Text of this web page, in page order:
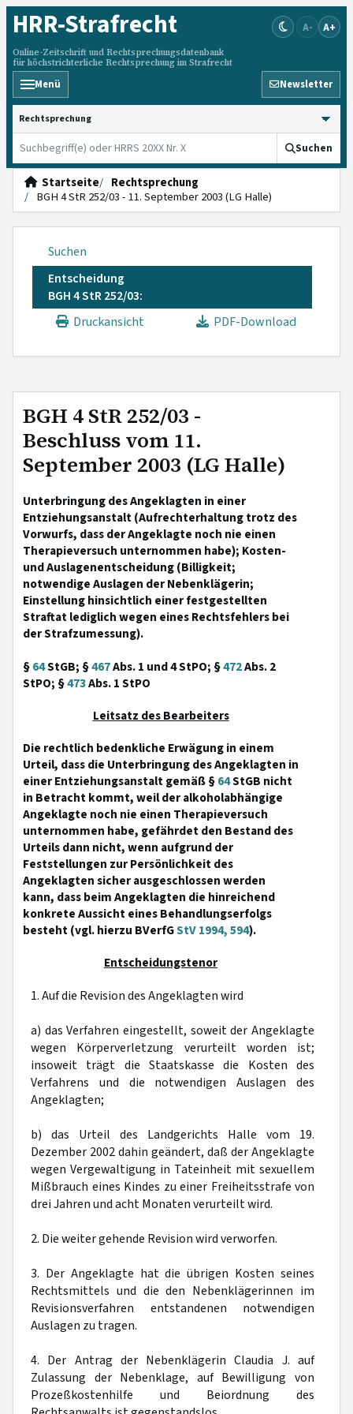
HRR-Strafrecht
Online-Zeitschrift und Rechtsprechungsdatenbank
für höchstrichterliche Rechtsprechung im Strafrecht
A- A+
Menü Newsletter
HRRS durchsuchen
Suchen
Startseite
Rechtsprechung
BGH 4 StR 252/03 - 11. September 2003 (LG Halle)
Suchen
Entscheidung
BGH 4 StR 252/03:
Druckansicht
PDF-Download
BGH 4 StR 252/03 -
Beschluss vom 11.
September 2003 (LG Halle)
Unterbringung des Angeklagten in einer
Entziehungsanstalt (Aufrechterhaltung trotz des
Vorwurfs, dass der Angeklagte noch nie einen
Therapieversuch unternommen habe); Kosten-
und Auslagenentscheidung (Billigkeit;
notwendige Auslagen der Nebenklägerin;
Einstellung hinsichtlich einer festgestellten
Straftat lediglich wegen eines Rechtsfehlers bei
der Strafzumessung).
§64StGB; §467Abs. 1 und 4 StPO; §472Abs. 2
StPO; §473Abs. 1 StPO
Leitsatz des Bearbeiters
Die rechtlich bedenkliche Erwägung in einem
Urteil, dass die Unterbringung des Angeklagten in
einer Entziehungsanstalt gemäß §64StGB nicht
in Betracht kommt, weil der alkoholabhängige
Angeklagte noch nie einen Therapieversuch
unternommen habe, gefährdet den Bestand des
Urteils dann nicht, wenn aufgrund der
Feststellungen zur Persönlichkeit des
Angeklagten sicher ausgeschlossen werden
kann, dass beim Angeklagten die hinreichend
konkrete Aussicht eines Behandlungserfolgs
besteht (vgl. hierzu BVerfGStV 1994, 594).
Entscheidungstenor
1. Auf die Revision des Angeklagten wird
a) das Verfahren eingestellt, soweit der Angeklagte
wegen Körperverletzung verurteilt worden ist;
insoweit trägt die Staatskasse die Kosten des
Verfahrens und die notwendigen Auslagen des
Angeklagten;
b) das Urteil des Landgerichts Halle vom 19.
Dezember 2002 dahin geändert, daß der Angeklagte
wegen Vergewaltigung in Tateinheit mit sexuellem
Mißbrauch eines Kindes zu einer Freiheitsstrafe von
drei Jahren und acht Monaten verurteilt wird.
2. Die weiter gehende Revision wird verworfen.
3. Der Angeklagte hat die übrigen Kosten seines
Rechtsmittels und die den Nebenklägerinnen im
Revisionsverfahren entstandenen notwendigen
Auslagen zu tragen.
4. Der Antrag der Nebenklägerin Claudia J. auf
Zulassung der Nebenklage, auf Bewilligung von
Prozeßkostenhilfe und Beiordnung des